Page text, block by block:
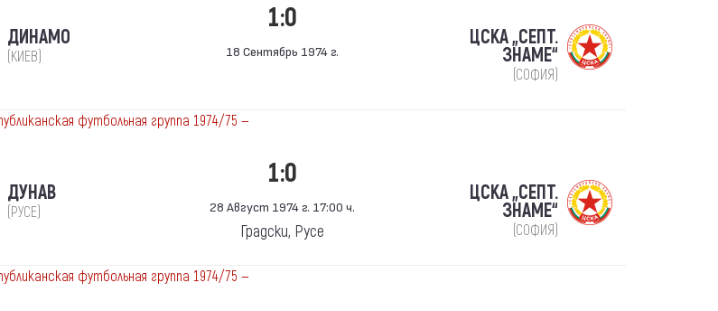
ДИНАМО
(КИЕВ)
1:0
18 Сентябрь 1974 г.
ЦСКА „СЕПТ.
ЗНАМЕ“
(СОФИЯ)
футбольная группа 1974/75 —
ДУНАВ
(РУСЕ)
1:0
28 Август 1974 г. 17:00 ч.
Градски, Русе
ЦСКА „СЕПТ.
ЗНАМЕ“
(СОФИЯ)
футбольная группа 1974/75 —